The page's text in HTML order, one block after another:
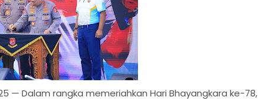
— Dalam rangka memeriahkan Hari Bhayangkara ke-78,